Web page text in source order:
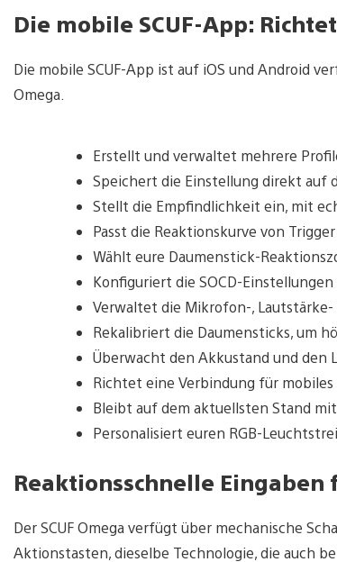
Die mobile SCUF-App:
Die mobile SCUF-App ist auf iOS und Android
Omega.
Erstellt und verwaltet mehrere
Speichert die Einstellung direkt auf
Stellt die Empfindlichkeit ein, mit
Passt die Reaktionskurve von
Wählt eure Daumenstick-
Konfiguriert die SOCD-
Verwaltet die Mikrofon-,
Rekalibriert die Daumensticks, um
Überwacht den Akkustand und den
Richtet eine Verbindung für mobiles
Bleibt auf dem aktuellsten Stand
Personalisiert euren RGB-
Reaktionsschnelle
Der SCUF Omega verfügt über mechanische
Aktionstasten, dieselbe Technologie, die auch